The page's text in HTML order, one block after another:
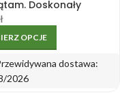
Doskonały
na Dzień Mamy,
OPCJE
dostawa:
2026